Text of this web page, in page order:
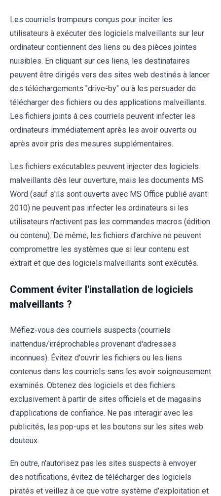
Les courriels trompeurs conçus pour inciter les
utilisateurs à exécuter des logiciels malveillants sur leur
ordinateur contiennent des liens ou des pièces jointes
nuisibles. En cliquant sur ces liens, les destinataires
peuvent être dirigés vers des sites web destinés à lancer
des téléchargements "drive-by" ou à les persuader de
télécharger des fichiers ou des applications malveillants.
Les fichiers joints à ces courriels peuvent infecter les
ordinateurs immédiatement après les avoir ouverts ou
après avoir pris des mesures supplémentaires.
Les fichiers exécutables peuvent injecter des logiciels
malveillants dès leur ouverture, mais les documents MS
Word (sauf s'ils sont ouverts avec MS Office publié avant
2010) ne peuvent pas infecter les ordinateurs si les
utilisateurs n'activent pas les commandes macros (édition
ou contenu). De même, les fichiers d'archive ne peuvent
compromettre les systèmes que si leur contenu est
extrait et que des logiciels malveillants sont exécutés.
Comment éviter l'installation de logiciels
malveillants ?
Méfiez-vous des courriels suspects (courriels
inattendus/irréprochables provenant d'adresses
inconnues). Évitez d'ouvrir les fichiers ou les liens
contenus dans les courriels sans les avoir soigneusement
examinés. Obtenez des logiciels et des fichiers
exclusivement à partir de sites officiels et de magasins
d'applications de confiance. Ne pas interagir avec les
publicités, les pop-ups et les boutons sur les sites web
douteux.
En outre, n'autorisez pas les sites suspects à envoyer
des notifications, évitez de télécharger des logiciels
piratés et veillez à ce que votre système d'exploitation et